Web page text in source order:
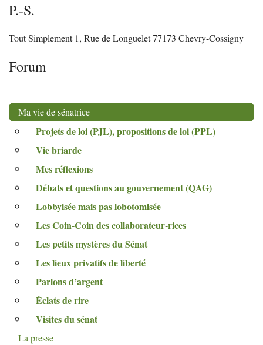
P.-S.
Tout Simplement 1, Rue de Longuelet 77173 Chevry-Cossigny
Forum
Ma vie de sénatrice
Projets de loi (PJL), propositions de loi (PPL)
Vie briarde
Mes réflexions
Débats et questions au gouvernement (QAG)
Lobbyisée mais pas lobotomisée
Les Coin-Coin des collaborateur-rices
Les petits mystères du Sénat
Les lieux privatifs de liberté
Parlons d’argent
Éclats de rire
Visites du sénat
La presse